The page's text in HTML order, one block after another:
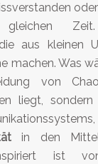
gleichen
aus kleinen
machen. Was
von
liegt,
in den
ist von